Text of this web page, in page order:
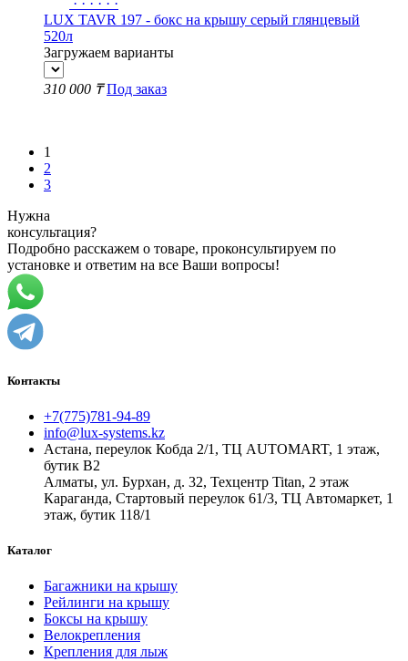
LUX TAVR 197 - бокс на крышу серый глянцевый
520л
Загружаем варианты
310 000 ₸ Под заказ
1
2
3
Нужна
консультация?
Подробно расскажем о товаре, проконсультируем по
установке и ответим на все Ваши вопросы!
Контакты
+7(775)781-94-89
info@lux-systems.kz
Астана, переулок Кобда 2/1, ТЦ AUTOMART, 1 этаж,
бутик B2
Алматы, ул. Бурхан, д. 32, Техцентр Titan, 2 этаж
Караганда, Стартовый переулок 61/3, ТЦ Автомаркет, 1
этаж, бутик 118/1
Каталог
Багажники на крышу
Рейлинги на крышу
Боксы на крышу
Велокрепления
Крепления для лыж